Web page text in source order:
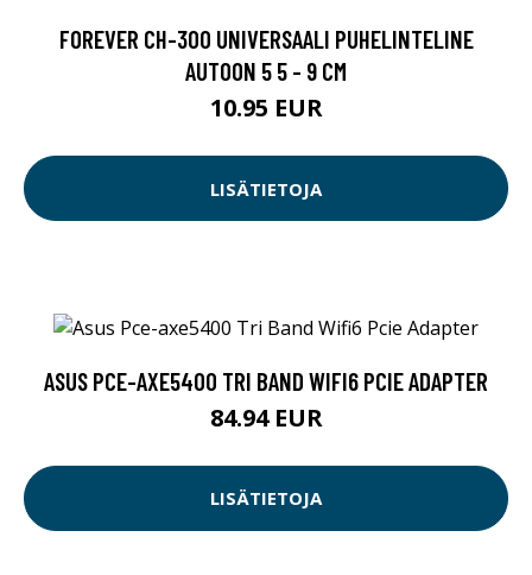
FOREVER CH-300 UNIVERSAALI PUHELINTELINE
AUTOON 5 5 - 9 CM
10.95 EUR
LISÄTIETOJA
ASUS PCE-AXE5400 TRI BAND WIFI6 PCIE ADAPTER
84.94 EUR
LISÄTIETOJA